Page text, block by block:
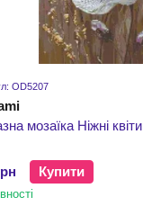
OD5207
мозаїка Ніжні квіти
Купити